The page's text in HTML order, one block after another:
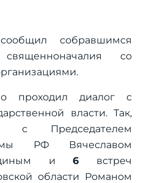
собравшимся
со
проходил диалог с
власти. Так,
с Председателем
РФ Вячеславом
и 6 встреч
области Романом